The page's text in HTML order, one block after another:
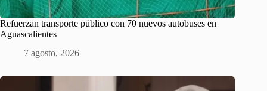
Refuerzan transporte público con 70 nuevos autobuses en
Aguascalientes
7 agosto, 2026